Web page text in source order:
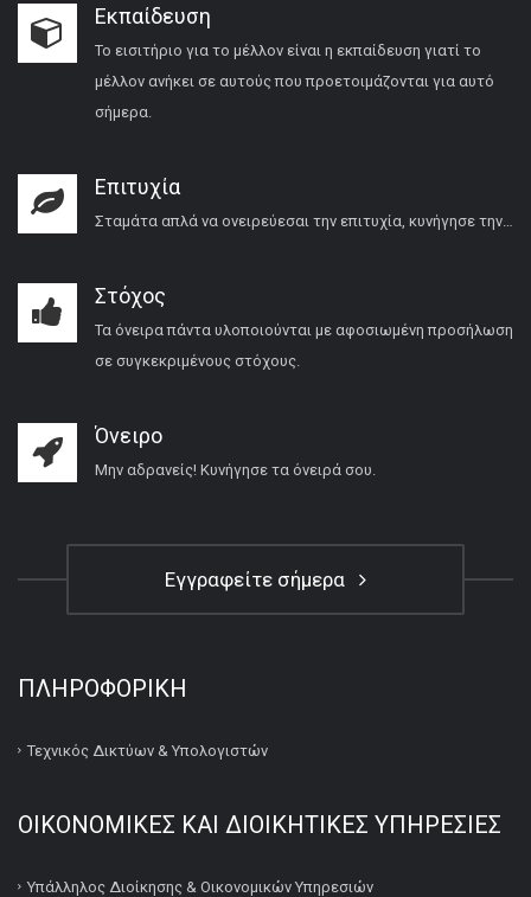
Εκπαίδευση
Το εισιτήριο για το μέλλον είναι η εκπαίδευση γιατί το
μέλλον ανήκει σε αυτούς που προετοιμάζονται για αυτό
σήμερα.
Επιτυχία
Σταμάτα απλά να ονειρεύεσαι την επιτυχία, κυνήγησε την…
Στόχος
Τα όνειρα πάντα υλοποιούνται με αφοσιωμένη προσήλωση
σε συγκεκριμένους στόχους.
Όνειρο
Μην αδρανείς! Κυνήγησε τα όνειρά σου.
Εγγραφείτε σήμερα
ΠΛΗΡΟΦΟΡΙΚΉ
Τεχνικός Δικτύων & Υπολογιστών
ΟΙΚΟΝΟΜΙΚΕΣ ΚΑΙ ΔΙΟΙΚΗΤΙΚΕΣ ΥΠΗΡΕΣΙΕΣ
Υπάλληλος Διοίκησης & Οικονομικών Υπηρεσιών